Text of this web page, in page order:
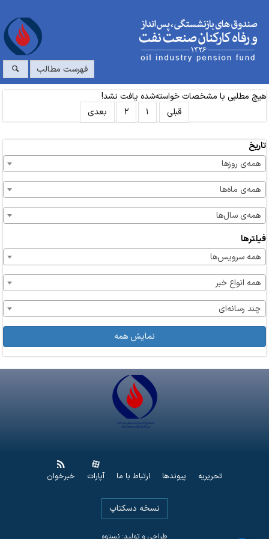
فهرست مطالب
هیچ مطلبی با مشخصات خواسته‌شده یافت نشد!
قبلی
۱ ۲ بعدی
تاریخ
همه‌ی روزها
همه‌ی ماه‌ها
همه‌ی سال‌ها
فیلترها
همه سرویس‌ها
همه انواع خبر
چند رسانه‌ای
نمایش همه
تحریریه پیوندها ارتباط با ما آپارات خبرخوان
نسخه دسکتاپ
طراحی و تولید: نستوه